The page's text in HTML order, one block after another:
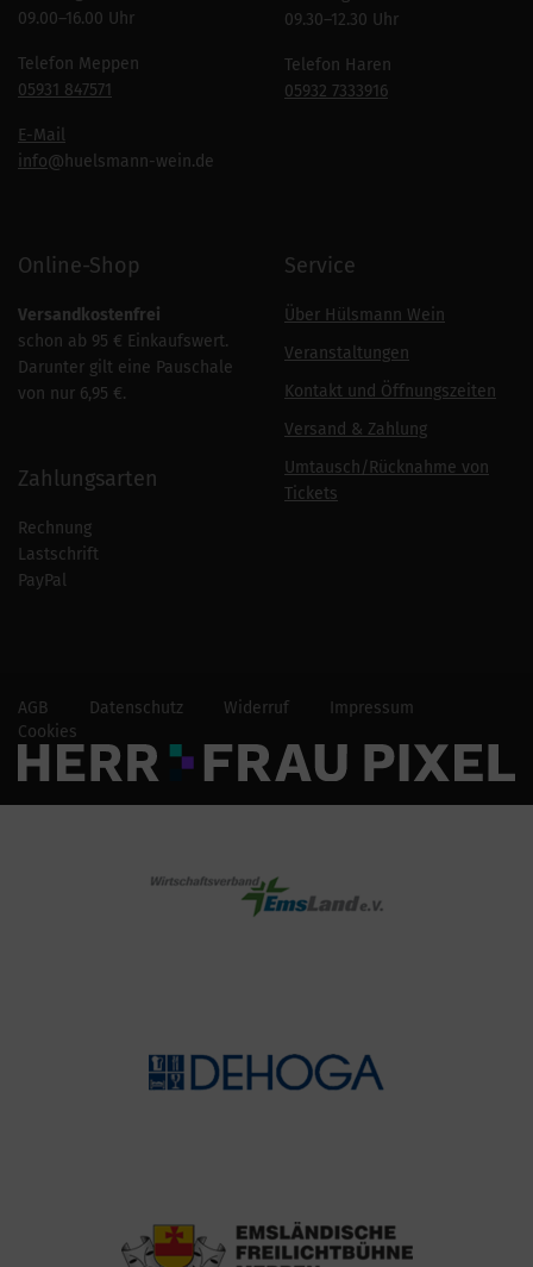
09.00–16.00 Uhr
Telefon Meppen
05931 847571
E-Mail
info@huelsmann-wein.de
09.30–12.30 Uhr
Telefon Haren
05932 7333916
Online-Shop
Versandkostenfrei
schon ab 95 € Einkaufswert.
Darunter gilt eine Pauschale
von nur 6,95 €.
Zahlungsarten
Rechnung
Lastschrift
PayPal
Service
Über Hülsmann Wein
Veranstaltungen
Kontakt und Öffnungszeiten
Versand & Zahlung
Umtausch/Rücknahme von
Tickets
AGB Datenschutz Widerruf
Impressum
Cookies